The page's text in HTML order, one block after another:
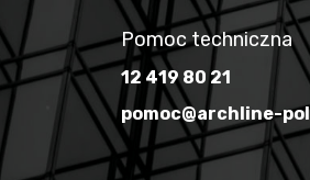
Pomoc techniczna
12 419 80 21
pomoc@archline-